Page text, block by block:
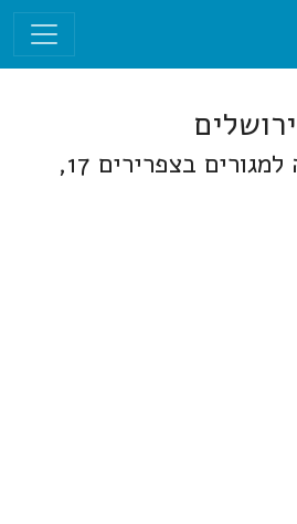
תוספת שטחי בניה למגורים בצפרירים 17,